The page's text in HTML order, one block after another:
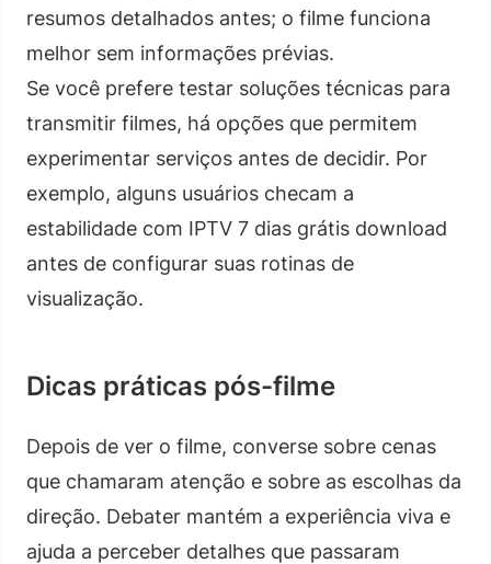
resumos detalhados antes; o filme funciona
melhor sem informações prévias.
Se você prefere testar soluções técnicas para
transmitir filmes, há opções que permitem
experimentar serviços antes de decidir. Por
exemplo, alguns usuários checam a
estabilidade com IPTV 7 dias grátis download
antes de configurar suas rotinas de
visualização.
Dicas práticas pós-filme
Depois de ver o filme, converse sobre cenas
que chamaram atenção e sobre as escolhas da
direção. Debater mantém a experiência viva e
ajuda a perceber detalhes que passaram